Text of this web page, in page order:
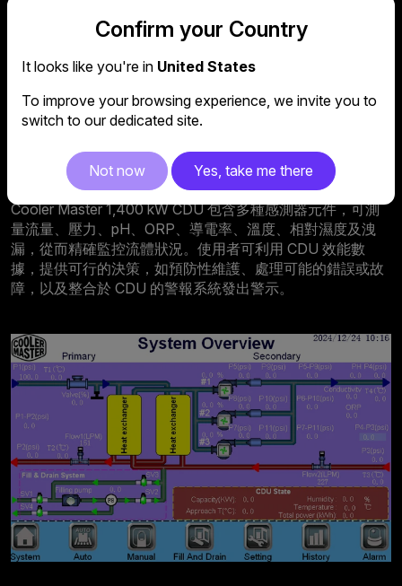
使用不同流體
並監控 IT 設備冷卻次循環
使用連接至感測放大器的感測線進行液體洩漏偵測
駕馭強大效能
Cooler Master 1,400 kW CDU 包含多種感測器元件，可測
量流量、壓力、pH、ORP、導電率、溫度、相對濕度及洩
漏，從而精確監控流體狀況。使用者可利用 CDU 效能數
據，提供可行的決策，如預防性維護、處理可能的錯誤或故
障，以及整合於 CDU 的警報系統發出警示。
Confirm your Country
It looks like you're in United States
To improve your browsing experience, we invite you to
switch to our dedicated site.
Not now Yes, take me there